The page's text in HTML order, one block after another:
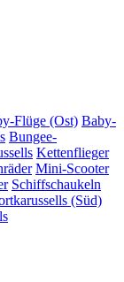
Flüge (Ost) Baby-
Bungee-
Kettenflieger
Mini-Scooter
Schiffschaukeln
(Süd)